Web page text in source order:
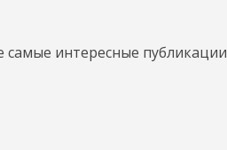
интересные публикации